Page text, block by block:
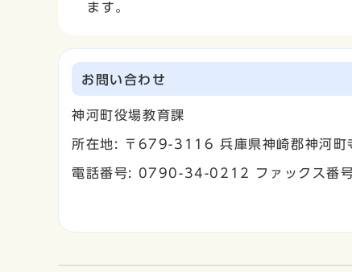
ます。
お問い合わせ
神河町役場教育課
所在地: 〒679-3116 兵庫県神崎郡神河町
電話番号: 0790-34-0212 ファックス